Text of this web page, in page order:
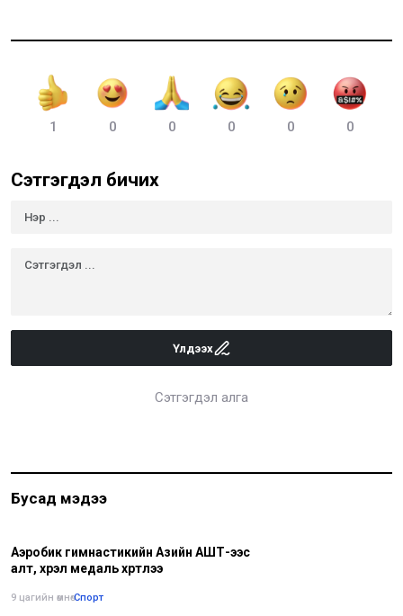
1 0 0 0 0 0
Сэтгэгдэл бичих
Үлдээх
Сэтгэгдэл алга
Бусад мэдээ
Аэробик гимнастикийн Азийн АШТ-ээс
алт, хүрэл медаль хүртлээ
9 цагийн өмнө•Спорт